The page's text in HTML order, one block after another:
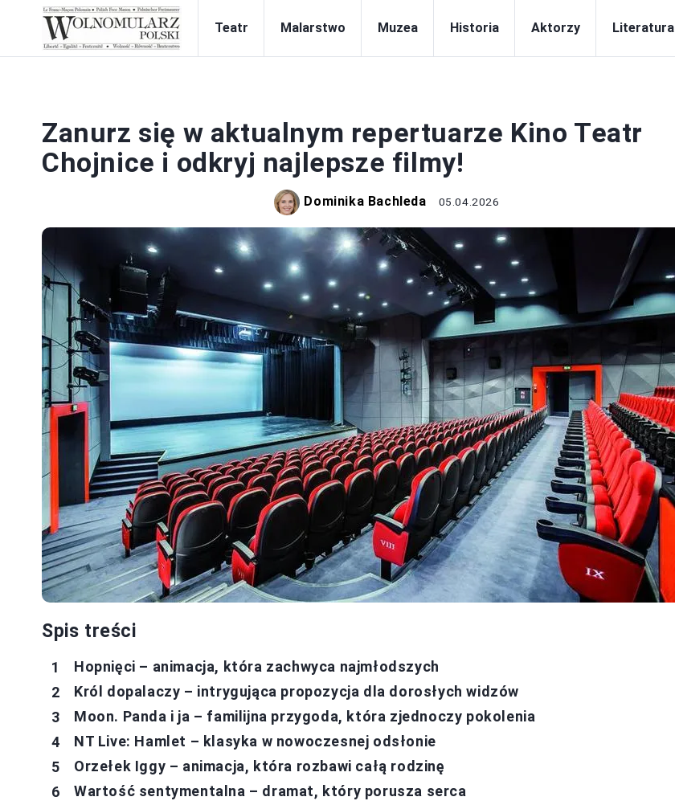
Teatr Malarstwo Muzea Historia Aktorzy Literatura
Zanurz się w aktualnym repertuarze Kino Teatr
Chojnice i odkryj najlepsze filmy!
Dominika Bachleda 05.04.2026
Spis treści
Hopnięci – animacja, która zachwyca najmłodszych
Król dopalaczy – intrygująca propozycja dla dorosłych widzów
Moon. Panda i ja – familijna przygoda, która zjednoczy pokolenia
NT Live: Hamlet – klasyka w nowoczesnej odsłonie
Orzełek Iggy – animacja, która rozbawi całą rodzinę
Wartość sentymentalna – dramat, który porusza serca